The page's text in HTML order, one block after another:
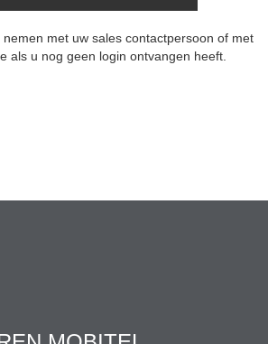
met uw sales contactpersoon of met
als u nog geen login ontvangen heeft.